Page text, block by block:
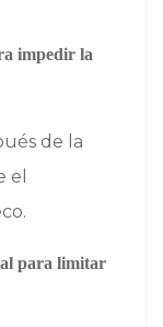
impedir la
de la
el
para limitar